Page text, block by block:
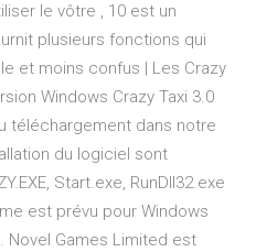
le vôtre , 10 est un
plusieurs fonctions qui
et moins confus | Les Crazy
Windows Crazy Taxi 3.0
téléchargement dans notre
du logiciel sont
Start.exe, RunDll32.exe
est prévu pour Windows
Novel Games Limited est